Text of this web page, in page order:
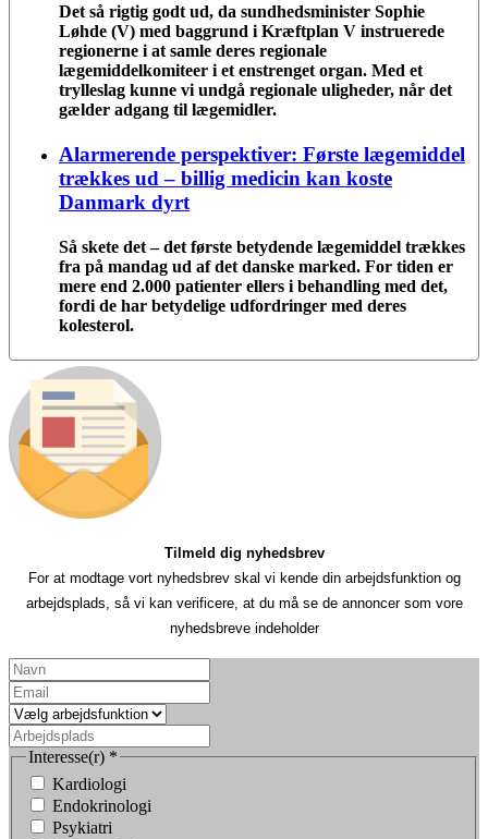
Det så rigtig godt ud, da sundhedsminister Sophie
Løhde (V) med baggrund i Kræftplan V instruerede
regionerne i at samle deres regionale
lægemiddelkomiteer i et enstrenget organ. Med et
trylleslag kunne vi undgå regionale uligheder, når det
gælder adgang til lægemidler.
Alarmerende perspektiver: Første lægemiddel
trækkes ud – billig medicin kan koste
Danmark dyrt
Så skete det – det første betydende lægemiddel trækkes
fra på mandag ud af det danske marked. For tiden er
mere end 2.000 patienter ellers i behandling med det,
fordi de har betydelige udfordringer med deres
kolesterol.
Tilmeld dig nyhedsbrev
For at modtage vort nyhedsbrev skal vi kende din arbejdsfunktion og
arbejdsplads, så vi kan verificere, at du må se de annoncer som vore
nyhedsbreve indeholder
Interesse(r) *
Kardiologi
Endokrinologi
Psykiatri